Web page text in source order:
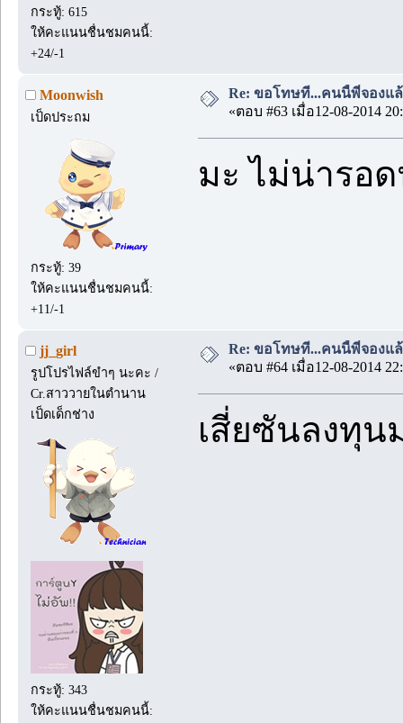
กระทู้: 615
ให้คะแนนชื่นชมคนนี้:
+24/-1
Moonwish
เป็ดประถม
กระทู้: 39
ให้คะแนนชื่นชมคนนี้:
+11/-1
Re: ขอโทษที...คนนี้พี่จองแล้
«ตอบ #63 เมื่อ12-08-2014
มะ ไม่น่ารอ
jj_girl
รูปโปรไฟล์ขำๆ นะคะ /
Cr.สาววายในตำนาน
เป็ดเด็กช่าง
กระทู้: 343
ให้คะแนนชื่นชมคนนี้:
Re: ขอโทษที...คนนี้พี่จองแล้
«ตอบ #64 เมื่อ12-08-2014
เสี่ยซันลงทุ